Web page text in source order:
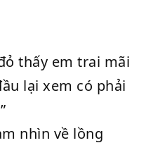
thấy em trai mãi
lại xem có phải
nhìn về lồng